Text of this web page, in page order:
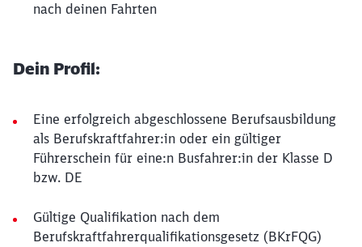
nach deinen Fahrten
Dein Profil:
Eine erfolgreich abgeschlossene Berufsausbildung
als Berufskraftfahrer:in oder ein gültiger
Führerschein für eine:n Busfahrer:in der Klasse D
bzw. DE
Gültige Qualifikation nach dem
Berufskraftfahrerqualifikationsgesetz (BKrFQG)